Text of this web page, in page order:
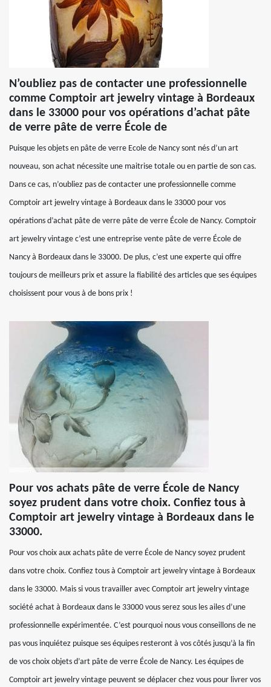
N’oubliez pas de contacter une professionnelle
comme Comptoir art jewelry vintage à Bordeaux
dans le 33000 pour vos opérations d’achat pâte
de verre pâte de verre École de
Puisque les objets en pâte de verre Ecole de Nancy sont nés d’un art
nouveau, son achat nécessite une maitrise totale ou en partie de son cas.
Dans ce cas, n’oubliez pas de contacter une professionnelle comme
Comptoir art jewelry vintage à Bordeaux dans le 33000 pour vos
opérations d’achat pâte de verre pâte de verre École de Nancy. Comptoir
art jewelry vintage c’est une entreprise vente pâte de verre École de
Nancy à Bordeaux dans le 33000. De plus, c’est une experte qui offre
toujours de meilleurs prix et assure la fiabilité des articles que ses équipes
choisissent pour vous à de bons prix !
Pour vos achats pâte de verre École de Nancy
soyez prudent dans votre choix. Confiez tous à
Comptoir art jewelry vintage à Bordeaux dans le
33000.
Pour vos choix aux achats pâte de verre École de Nancy soyez prudent
dans votre choix. Confiez tous à Comptoir art jewelry vintage à Bordeaux
dans le 33000. Mais si vous travailler avec Comptoir art jewelry vintage
société achat à Bordeaux dans le 33000 vous serez sous les ailes d’une
professionnelle expérimentée. C’est pourquoi nous vous conseillons de ne
pas vous inquiétez puisque ses équipes resteront à vos côtés jusqu’à la fin
de vos choix objets d’art pâte de verre École de Nancy. Les équipes de
Comptoir art jewelry vintage peuvent se déplacer chez vous pour livrer vos